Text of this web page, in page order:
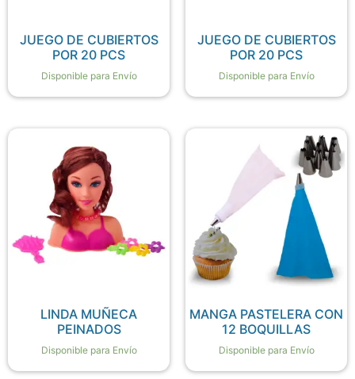
JUEGO DE CUBIERTOS
POR 20 PCS
Disponible para Envío
JUEGO DE CUBIERTOS
POR 20 PCS
Disponible para Envío
LINDA MUÑECA
PEINADOS
Disponible para Envío
MANGA PASTELERA CON
12 BOQUILLAS
Disponible para Envío